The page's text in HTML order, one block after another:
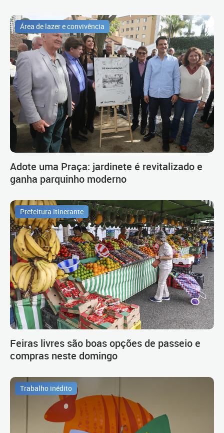
Área de lazer e convivência
Adote uma Praça: jardinete é revitalizado e
ganha parquinho moderno
Prefeitura Itinerante
Feiras livres são boas opções de passeio e
compras neste domingo
Trabalho inédito